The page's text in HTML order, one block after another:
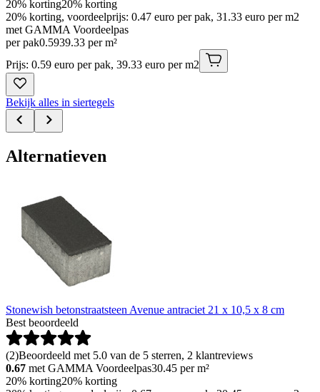
20% korting20% korting
20% korting, voordeelprijs: 0.47 euro per pak, 31.33 euro per m2
met GAMMA Voordeelpas
per pak0.5939.33 per m²
Prijs: 0.59 euro per pak, 39.33 euro per m2
Bekijk alles in siertegels
Alternatieven
Stonewish betonstraatsteen Avenue antraciet 21 x 10,5 x 8 cm
Best beoordeeld
(2)Beoordeeld met 5.0 van de 5 sterren, 2 klantreviews
0.67 met GAMMA Voordeelpas30.45 per m²
20% korting20% korting